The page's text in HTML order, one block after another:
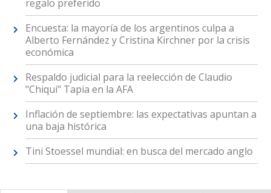
regalo preferido
Encuesta: la mayoría de los argentinos culpa a
Alberto Fernández y Cristina Kirchner por la crisis
económica
Respaldo judicial para la reelección de Claudio
"Chiqui" Tapia en la AFA
Inflación de septiembre: las expectativas apuntan a
una baja histórica
Tini Stoessel mundial: en busca del mercado anglo